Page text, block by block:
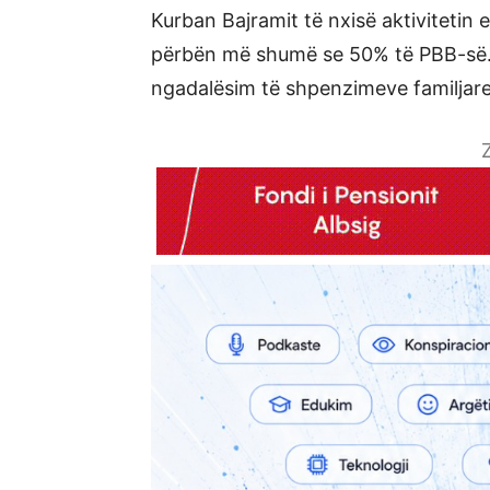
Kurban Bajramit të nxisë aktivitetin
përbën më shumë se 50% të PBB-
ngadalësim të shpenzimeve